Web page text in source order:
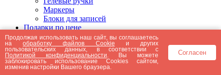
Маркеры
Блоки для записей
Подарки по цене
Подарки от 5000 рублей
Подарки до 5000 рублей
Подарки до 3000 рублей
Подарки до 2000 рублей
Подарки до 1000 рублей
Продолжая использовать наш сайт, вы соглашаетесь
наобработку файлов Cookie и других
пользовательских данных, в соответствии с
Политикой конфиденциальности . Вы можете
заблокировать использование Cookies сайтом,
изменив настройки Вашего браузера.
Согласен